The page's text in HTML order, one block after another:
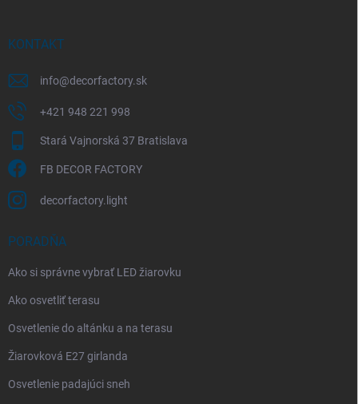
KONTAKT
info@decorfactory.sk
+421 948 221 998
Stará Vajnorská 37 Bratislava
FB DECOR FACTORY
decorfactory.light
PORADŇA
Ako si správne vybrať LED žiarovku
Ako osvetliť terasu
Osvetlenie do altánku a na terasu
Žiarovková E27 girlanda
Osvetlenie padajúci sneh